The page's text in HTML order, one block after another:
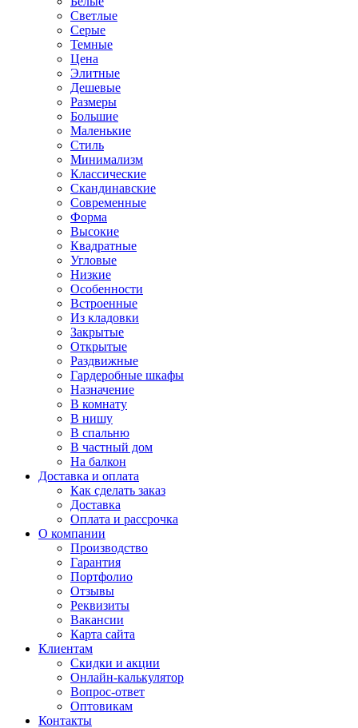
Светлые
Серые
Темные
Цена
Элитные
Дешевые
Размеры
Большие
Маленькие
Стиль
Минимализм
Классические
Скандинавские
Современные
Форма
Высокие
Квадратные
Угловые
Низкие
Особенности
Встроенные
Из кладовки
Закрытые
Открытые
Раздвижные
Гардеробные шкафы
Назначение
В комнату
В нишу
В спальню
В частный дом
На балкон
Доставка и оплата
Как сделать заказ
Доставка
Оплата и рассрочка
О компании
Производство
Гарантия
Портфолио
Отзывы
Реквизиты
Вакансии
Карта сайта
Клиентам
Скидки и акции
Онлайн-калькулятор
Вопрос-ответ
Оптовикам
Контакты